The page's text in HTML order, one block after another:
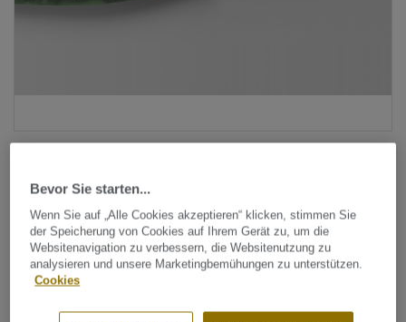
Alle Designs anzeigen (1146)
Tarkett Zubehör Komplettsortiment|Schweißschnüre
Bevor Sie starten...
Wenn Sie auf „Alle Cookies akzeptieren“ klicken, stimmen Sie
der Speicherung von Cookies auf Ihrem Gerät zu, um die
Websitenavigation zu verbessern, die Websitenutzung zu
analysieren und unsere Marketingbemühungen zu unterstützen.
Cookies